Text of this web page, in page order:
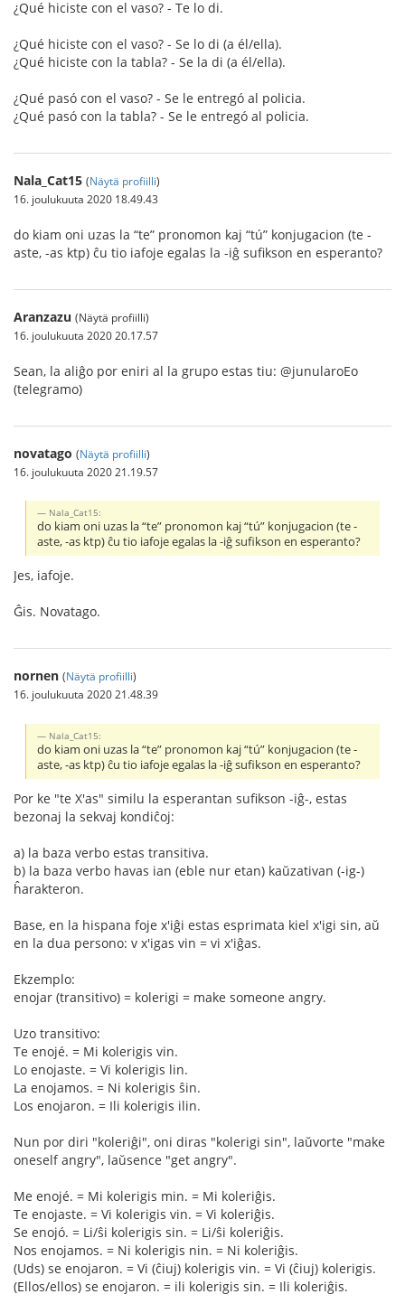
¿Qué hiciste con el vaso? - Te lo di.
¿Qué hiciste con el vaso? - Se lo di (a él/ella).
¿Qué hiciste con la tabla? - Se la di (a él/ella).
¿Qué pasó con el vaso? - Se le entregó al policia.
¿Qué pasó con la tabla? - Se le entregó al policia.
Nala_Cat15 (Näytä profiilli)
16. joulukuuta 2020 18.49.43
do kiam oni uzas la “te” pronomon kaj “tú” konjugacion (te -
aste, -as ktp) ĉu tio iafoje egalas la -iĝ sufikson en esperanto?
Aranzazu (Näytä profiilli)
16. joulukuuta 2020 20.17.57
Sean, la aliĝo por eniri al la grupo estas tiu: @junularoEo
(telegramo)
novatago (Näytä profiilli)
16. joulukuuta 2020 21.19.57
Nala_Cat15:
do kiam oni uzas la “te” pronomon kaj “tú” konjugacion (te -
aste, -as ktp) ĉu tio iafoje egalas la -iĝ sufikson en esperanto?
Jes, iafoje.
Ĝis. Novatago.
nornen (Näytä profiilli)
16. joulukuuta 2020 21.48.39
Nala_Cat15:
do kiam oni uzas la “te” pronomon kaj “tú” konjugacion (te -
aste, -as ktp) ĉu tio iafoje egalas la -iĝ sufikson en esperanto?
Por ke "te X'as" similu la esperantan sufikson -iĝ-, estas
bezonaj la sekvaj kondiĉoj:
a) la baza verbo estas transitiva.
b) la baza verbo havas ian (eble nur etan) kaŭzativan (-ig-)
ĥarakteron.
Base, en la hispana foje x'iĝi estas esprimata kiel x'igi sin, aŭ
en la dua persono: v x'igas vin = vi x'iĝas.
Ekzemplo:
enojar (transitivo) = kolerigi = make someone angry.
Uzo transitivo:
Te enojé. = Mi kolerigis vin.
Lo enojaste. = Vi kolerigis lin.
La enojamos. = Ni kolerigis ŝin.
Los enojaron. = Ili kolerigis ilin.
Nun por diri "koleriĝi", oni diras "kolerigi sin", laŭvorte "make
oneself angry", laŭsence "get angry".
Me enojé. = Mi kolerigis min. = Mi koleriĝis.
Te enojaste. = Vi kolerigis vin. = Vi koleriĝis.
Se enojó. = Li/ŝi kolerigis sin. = Li/ŝi koleriĝis.
Nos enojamos. = Ni kolerigis nin. = Ni koleriĝis.
(Uds) se enojaron. = Vi (ĉiuj) kolerigis vin. = Vi (ĉiuj) kolerigis.
(Ellos/ellos) se enojaron. = ili kolerigis sin. = Ili koleriĝis.